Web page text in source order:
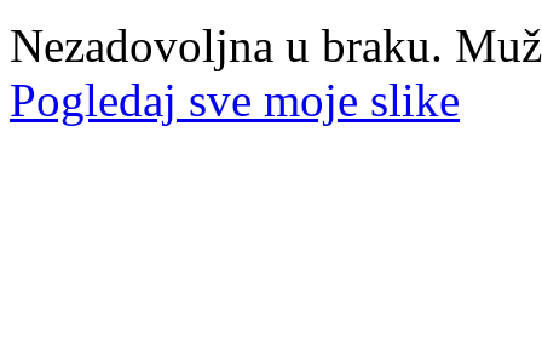
Nezadovoljna u braku.
Pogledaj sve moje slike